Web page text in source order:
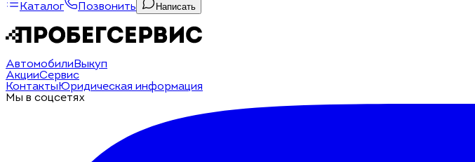
Каталог Позвонить Написать
Автомобили Выкуп
АкцииСервис
Контакты Юридическая информация
Мы в соцсетях